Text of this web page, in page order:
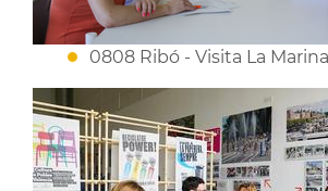
0808 Ribó - Visita La